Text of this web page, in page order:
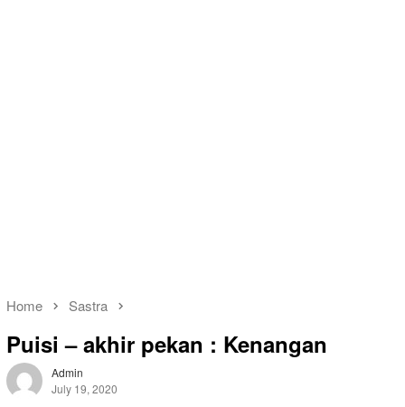
Home Sastra
Puisi – akhir pekan : Kenangan
Admin
July 19, 2020